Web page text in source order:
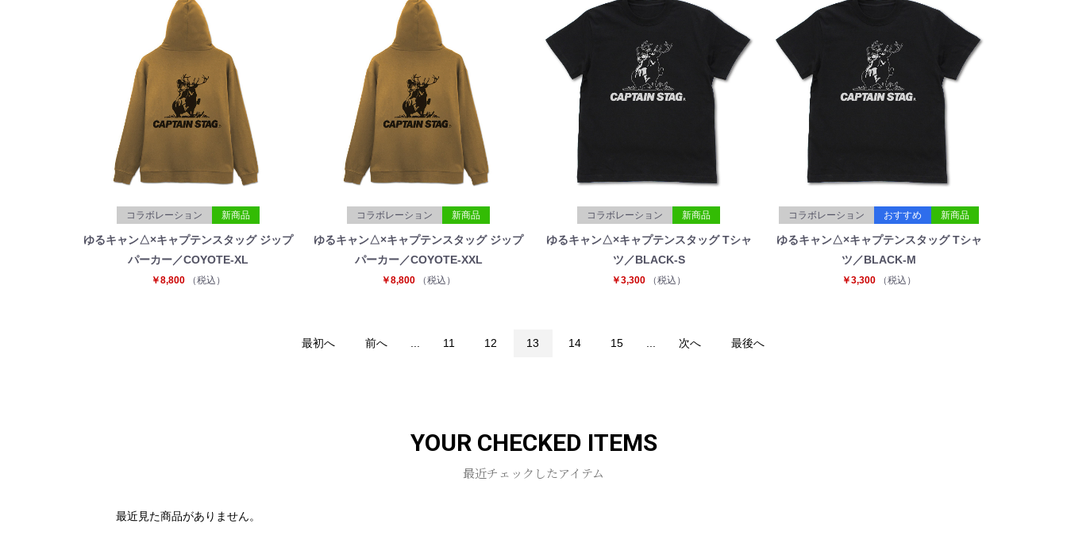
コラボレーション 新商品
ゆるキャン△×キャプテンスタッグ ジップ
パーカー／COYOTE-XL
￥8,800 （税込）
コラボレーション 新商品
ゆるキャン△×キャプテンスタッグ ジップ
パーカー／COYOTE-XXL
￥8,800 （税込）
コラボレーション 新商品
ゆるキャン△×キャプテンスタッグ Tシャ
ツ／BLACK-S
￥3,300 （税込）
コラボレーション おすすめ 新商品
ゆるキャン△×キャプテンスタッグ Tシャ
ツ／BLACK-M
￥3,300 （税込）
最初へ 前へ ... 11 12 13 14 15 ... 次へ 最後へ
YOUR CHECKED ITEMS
最近チェックしたアイテム
最近見た商品がありません。